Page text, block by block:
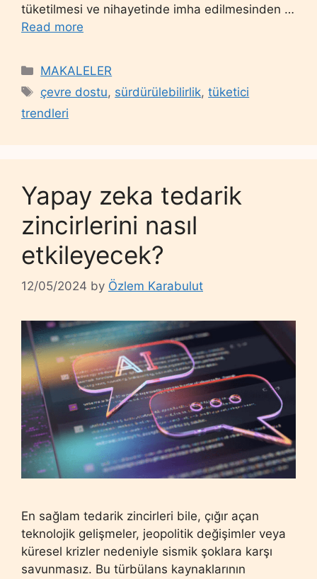
tüketilmesi ve nihayetinde imha edilmesinden …
Read more
Categories
MAKALELER
Tags
çevre dostu, sürdürülebilirlik,tüketici
trendleri
Yapay zeka tedarik
zincirlerini nasıl
etkileyecek?
12/05/2024 by Özlem Karabulut
En sağlam tedarik zincirleri bile, çığır açan
teknolojik gelişmeler, jeopolitik değişimler veya
küresel krizler nedeniyle sismik şoklara karşı
savunmasız. Bu türbülans kaynaklarının